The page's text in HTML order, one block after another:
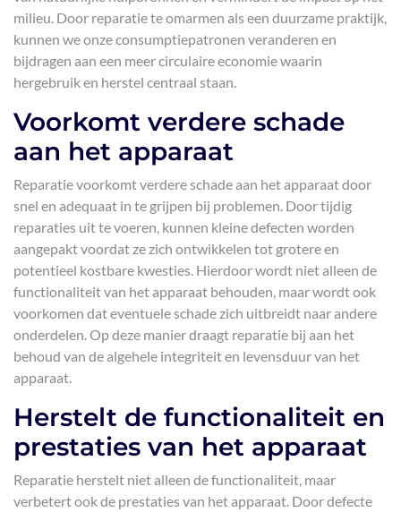
milieu. Door reparatie te omarmen als een duurzame praktijk,
kunnen we onze consumptiepatronen veranderen en
bijdragen aan een meer circulaire economie waarin
hergebruik en herstel centraal staan.
Voorkomt verdere schade
aan het apparaat
Reparatie voorkomt verdere schade aan het apparaat door
snel en adequaat in te grijpen bij problemen. Door tijdig
reparaties uit te voeren, kunnen kleine defecten worden
aangepakt voordat ze zich ontwikkelen tot grotere en
potentieel kostbare kwesties. Hierdoor wordt niet alleen de
functionaliteit van het apparaat behouden, maar wordt ook
voorkomen dat eventuele schade zich uitbreidt naar andere
onderdelen. Op deze manier draagt reparatie bij aan het
behoud van de algehele integriteit en levensduur van het
apparaat.
Herstelt de functionaliteit en
prestaties van het apparaat
Reparatie herstelt niet alleen de functionaliteit, maar
verbetert ook de prestaties van het apparaat. Door defecte